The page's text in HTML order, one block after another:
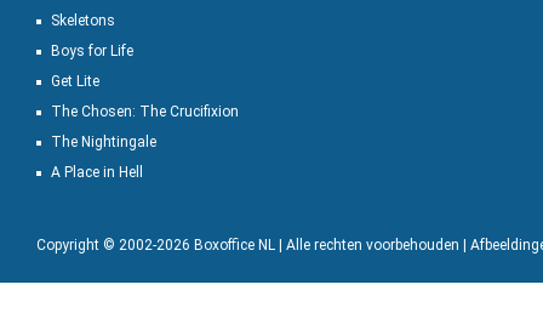
Skeletons
Boys for Life
Get Lite
The Chosen: The Crucifixion
The Nightingale
A Place in Hell
Copyright © 2002-2026 Boxoffice NL | Alle rechten voorbehouden |